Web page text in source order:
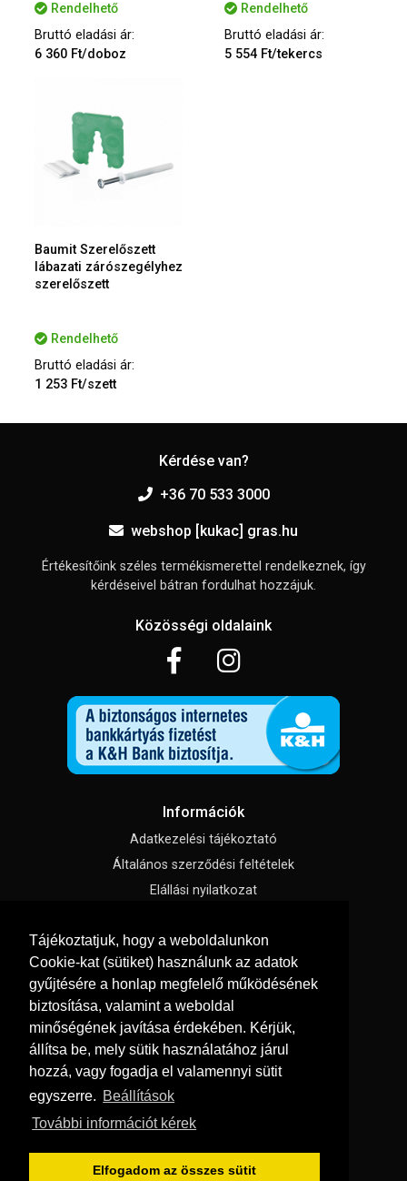
Tájékoztatjuk, hogy a weboldalunkon
Cookie-kat (sütiket) használunk az adatok
gyűjtésére a honlap megfelelő működésének
biztosítása, valamint a weboldal
minőségének javítása érdekében. Kérjük,
állítsa be, mely sütik használatához járul
hozzá, vagy fogadja el valamennyi sütit
egyszerre. Beállítások
További információt kérek
Elfogadom az összes sütit
Rendelhető
Bruttó eladási ár:
6 360 Ft/doboz
Rendelhető
Bruttó eladási ár:
5 554 Ft/tekercs
Baumit Szerelőszett
lábazati zárószegélyhez
szerelőszett
Rendelhető
Bruttó eladási ár:
1 253 Ft/szett
Kérdése van?
+36 70 533 3000
webshop [kukac] gras.hu
Értékesítőink széles termékismerettel rendelkeznek, így
kérdéseivel bátran fordulhat hozzájuk.
Közösségi oldalaink
Információk
Adatkezelési tájékoztató
Általános szerződési feltételek
Elállási nyilatkozat
Süti beállítások
Menü
Szakmai tippek / Újdonságok
Kapcsolat
Letölthető katalógusok
Szállítás és fizetés
Vásárlási feltételek